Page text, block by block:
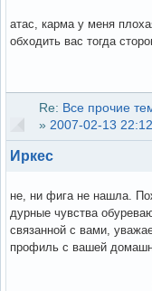
атас, карма у меня
обходить вас тогда
Re: Все прочие
» 2007-02-13
Иркес
не, ни фига не нашла.
дурные чувства
связанной с вами,
профиль с вашей